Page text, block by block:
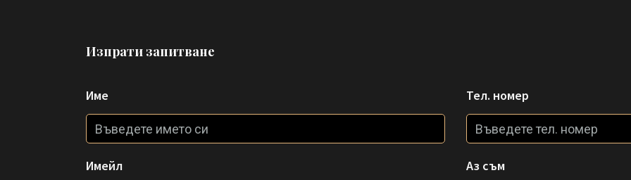
Изпрати запитване
Име Тел. номер
Имейл Аз съм